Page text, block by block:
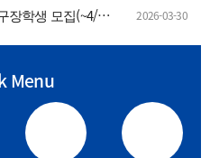
[현대모비스] 26년 상반기 연구장학생 모집(~4/16(목) 15:00) 2026-03-30
Menu